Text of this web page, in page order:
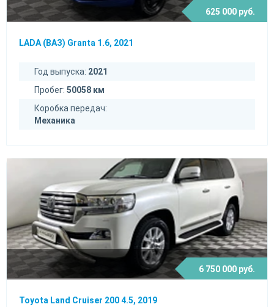
625 000 руб.
LADA (ВАЗ) Granta 1.6, 2021
Год выпуска: 2021
Пробег: 50058 км
Коробка передач:
Механика
6 750 000 руб.
Toyota Land Cruiser 200 4.5, 2019